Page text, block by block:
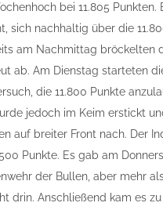
bei 11.805 Punkten.
sich nachhaltig über die
am Nachmittag bröckelten
ab. Am Dienstag starteten
die 11.800 Punkte
jedoch im Keim erstickt
auf breiter Front nach. Der
Punkte. Es gab am
der Bullen, aber mehr als
drin. Anschließend kam es